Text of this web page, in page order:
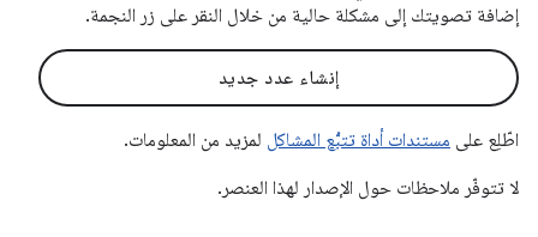
إضافة تصويتك إلى مشكلة حالية من خلال النقر على زر النجمة.
إنشاء عدد جديد
اطّلِع على مستندات أداة تتبُّع المشاكل لمزيد من المعلومات.
لا تتوفّر ملاحظات حول الإصدار لهذا العنصر.